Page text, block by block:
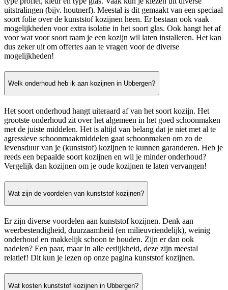
uitstralingen (bijv. houtnerf). Meestal is dit gemaakt van een speciaal
soort folie over de kunststof kozijnen heen. Er bestaan ook vaak
mogelijkheden voor extra isolatie in het soort glas. Ook hangt het af
voor wat voor soort raam je een kozijn wil laten installeren. Het kan
dus zeker uit om offertes aan te vragen voor de diverse
mogelijkheden!
Welk onderhoud heb ik aan kozijnen in Ubbergen?
Het soort onderhoud hangt uiteraard af van het soort kozijn. Het
grootste onderhoud zit over het algemeen in het goed schoonmaken
met de juiste middelen. Het is altijd van belang dat je niet met al te
agressieve schoonmaakmiddelen gaat schoonmaken om zo de
levensduur van je (kunststof) kozijnen te kunnen garanderen. Heb je
reeds een bepaalde soort kozijnen en wil je minder onderhoud?
Vergelijk dan kozijnen om je oude kozijnen te laten vervangen!
Wat zijn de voordelen van kunststof kozijnen?
Er zijn diverse voordelen aan kunststof kozijnen. Denk aan
weerbestendigheid, duurzaamheid (en milieuvriendelijk), weinig
onderhoud en makkelijk schoon te houden. Zijn er dan ook
nadelen? Een paar, maar in alle eerlijkheid, deze zijn meestal
relatief! Dit kun je lezen op onze pagina kunststof kozijnen.
Wat kosten kunststof kozijnen in Ubbergen?